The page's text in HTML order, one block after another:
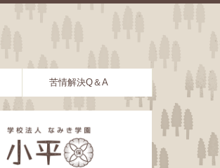
苦情解決Q＆A